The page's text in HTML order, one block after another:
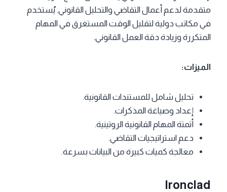
متقدمة لدعم أعمال التقاضي والتحليل القانوني. يُستخدم
في مكاتب دولية لتقليل الوقت المستغرق في المهام
المتكررة وزيادة دقة العمل القانوني.
الميزات:
تحليل شامل للمستندات القانونية.
إعداد وصياغة المذكرات.
أتمتة المهام القانونية الروتينية.
دعم استراتيجيات التقاضي.
معالجة كميات كبيرة من البيانات بسرعة.
Ironclad